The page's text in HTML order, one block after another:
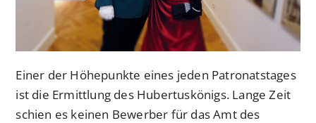
Einer der Höhepunkte eines jeden Patronatstages
ist die Ermittlung des Hubertuskönigs. Lange Zeit
schien es keinen Bewerber für das Amt des